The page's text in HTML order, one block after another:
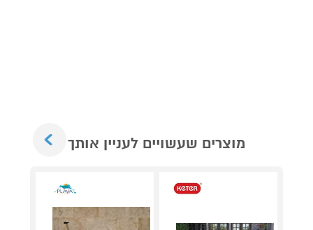
מוצרים שעשויים לעניין אותך